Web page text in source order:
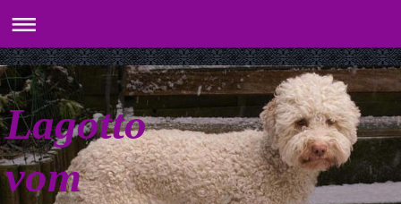
Lagotto
vom